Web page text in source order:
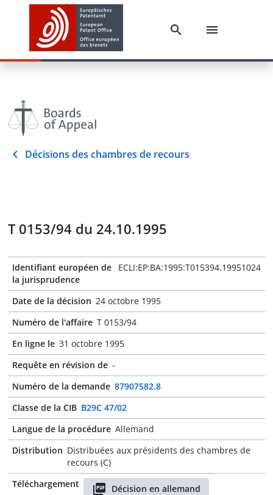
Décisions des chambres de recours
T 0153/94 du 24.10.1995
Identifiant européen de
la jurisprudence
ECLI:EP:BA:1995:T015394.19951024
Date de la décision 24 octobre 1995
Numéro de l'affaire T 0153/94
En ligne le 31 octobre 1995
Requête en révision de -
Numéro de la demande 87907582.8
Classe de la CIB B29C 47/02
Langue de la procédure Allemand
Distribution Distribuées aux présidents des chambres de
recours (C)
Téléchargement
Décision en allemand